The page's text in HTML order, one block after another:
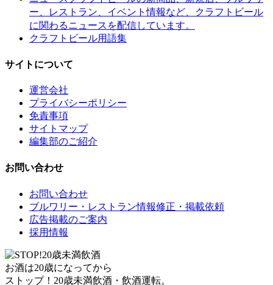
ー、レストラン、イベント情報など、クラフトビール
に関わるニュースを配信しています。
クラフトビール用語集
サイトについて
運営会社
プライバシーポリシー
免責事項
サイトマップ
編集部のご紹介
お問い合わせ
お問い合わせ
ブルワリー・レストラン情報修正・掲載依頼
広告掲載のご案内
採用情報
お酒は20歳になってから
ストップ！20歳未満飲酒・飲酒運転。